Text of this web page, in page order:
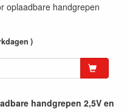
oplaadbare handgrepen
)
handgrepen 2,5V en